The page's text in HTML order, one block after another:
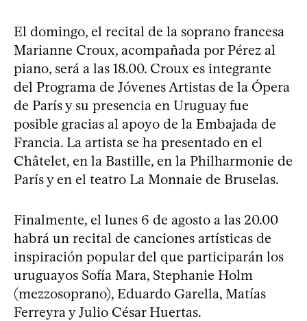
El domingo, el recital de la soprano francesa
Marianne Croux, acompañada por Pérez al
piano, será a las 18.00. Croux es integrante
del Programa de Jóvenes Artistas de la Ópera
de París y su presencia en Uruguay fue
posible gracias al apoyo de la Embajada de
Francia. La artista se ha presentado en el
Châtelet, en la Bastille, en la Philharmonie de
París y en el teatro La Monnaie de Bruselas.
Finalmente, el lunes 6 de agosto a las 20.00
habrá un recital de canciones artísticas de
inspiración popular del que participarán los
uruguayos Sofía Mara, Stephanie Holm
(mezzosoprano), Eduardo Garella, Matías
Ferreyra y Julio César Huertas.